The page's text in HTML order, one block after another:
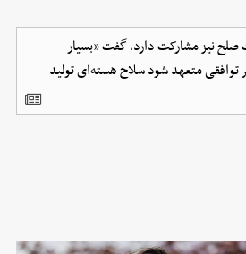
نیز مشارکت دارد، گفت «بسیار
توافقی متعهد شود سلاح هسته‌ای تولید